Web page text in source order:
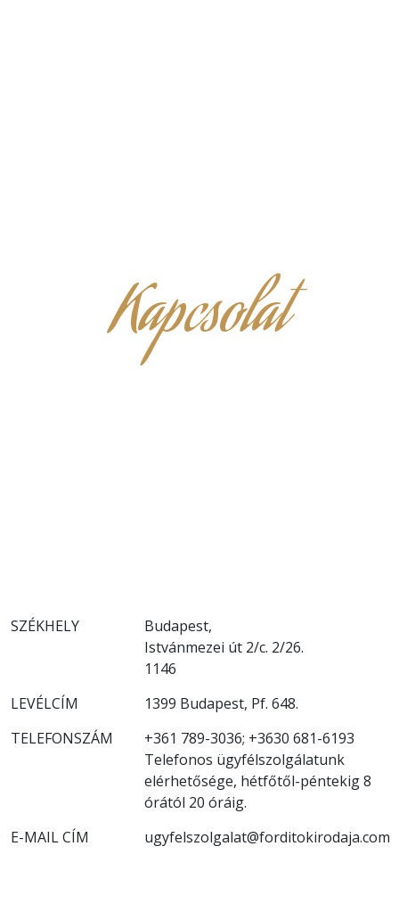
Kapcsolat
SZÉKHELY
Budapest,
Istvánmezei út 2/c. 2/26.
1146
LEVÉLCÍM
1399 Budapest, Pf. 648.
TELEFONSZÁM
+361 789-3036; +3630 681-6193
Telefonos ügyfélszolgálatunk
elérhetősége, hétfőtől-péntekig 8
órától 20 óráig.
E-MAIL CÍM
ugyfelszolgalat@forditokirodaja.com